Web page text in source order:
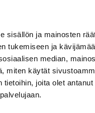
sisällön ja mainosten
tukemiseen ja
median,
miten käytät
joita olet